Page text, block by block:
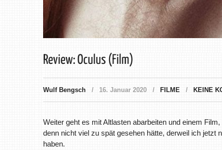
Review: Oculus (Film)
Wulf Bengsch 16. Januar 2020 FILME KEINE
Weiter geht es mit Altlasten abarbeiten und einem
denn nicht viel zu spät gesehen hätte, derweil ich jetzt
haben.